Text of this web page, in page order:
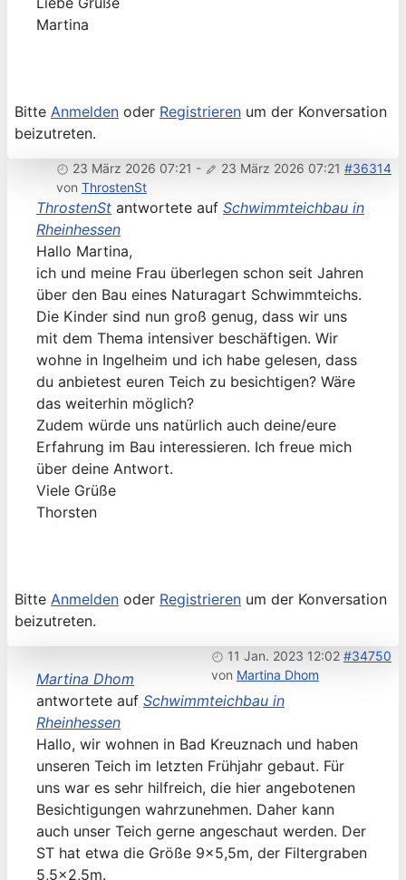
Martina
Bitte Anmelden oder Registrieren um der Konversation
beizutreten.
23 März 2026 07:21 - 23 März 2026 07:21 #36314
von ThrostenSt
ThrostenSt antwortete auf Schwimmteichbau in
Rheinhessen
Hallo Martina,
ich und meine Frau überlegen schon seit Jahren
über den Bau eines Naturagart Schwimmteichs.
Die Kinder sind nun groß genug, dass wir uns
mit dem Thema intensiver beschäftigen. Wir
wohne in Ingelheim und ich habe gelesen, dass
du anbietest euren Teich zu besichtigen? Wäre
das weiterhin möglich?
Zudem würde uns natürlich auch deine/eure
Erfahrung im Bau interessieren. Ich freue mich
über deine Antwort.
Viele Grüße
Thorsten
Bitte Anmelden oder Registrieren um der Konversation
beizutreten.
11 Jan. 2023 12:02 #34750
von Martina Dhom
Martina Dhom
antwortete auf Schwimmteichbau in
Rheinhessen
Hallo, wir wohnen in Bad Kreuznach und haben
unseren Teich im letzten Frühjahr gebaut. Für
uns war es sehr hilfreich, die hier angebotenen
Besichtigungen wahrzunehmen. Daher kann
auch unser Teich gerne angeschaut werden. Der
ST hat etwa die Größe 9x5,5m, der Filtergraben
5,5x2,5m.